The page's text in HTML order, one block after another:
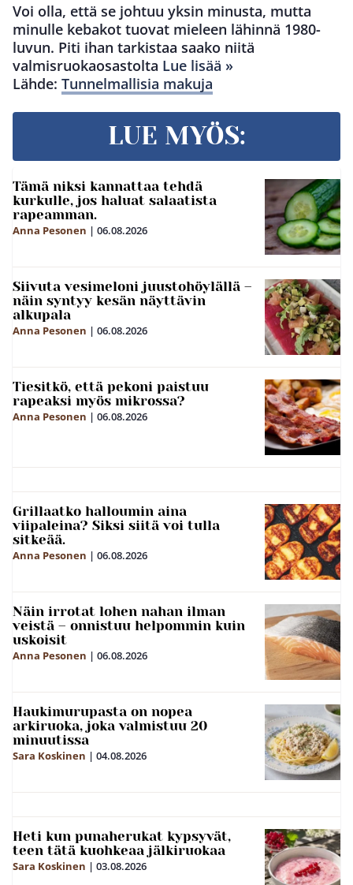
Voi olla, että se johtuu yksin minusta, mutta
minulle kebakot tuovat mieleen lähinnä 1980-
luvun. Piti ihan tarkistaa saako niitä
valmisruokaosastolta Lue lisää »
Lähde: Tunnelmallisia makuja
LUE MYÖS:
Tämä niksi kannattaa tehdä
kurkulle, jos haluat salaatista
rapeamman.
Anna Pesonen | 06.08.2026
Siivuta vesimeloni juustohöylällä –
näin syntyy kesän näyttävin
alkupala
Anna Pesonen | 06.08.2026
Tiesitkö, että pekoni paistuu
rapeaksi myös mikrossa?
Anna Pesonen | 06.08.2026
Grillaatko halloumin aina
viipaleina? Siksi siitä voi tulla
sitkeää.
Anna Pesonen | 06.08.2026
Näin irrotat lohen nahan ilman
veistä – onnistuu helpommin kuin
uskoisit
Anna Pesonen | 06.08.2026
Haukimurupasta on nopea
arkiruoka, joka valmistuu 20
minuutissa
Sara Koskinen | 04.08.2026
Heti kun punaherukat kypsyvät,
teen tätä kuohkeaa jälkiruokaa
Sara Koskinen | 03.08.2026